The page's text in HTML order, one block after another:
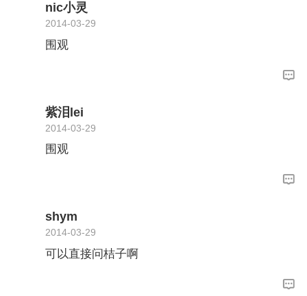
nic小灵
2014-03-29
围观
紫泪lei
2014-03-29
围观
shym
2014-03-29
可以直接问桔子啊